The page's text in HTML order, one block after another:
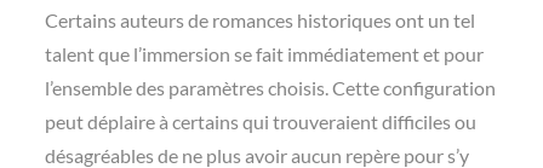
Certains auteurs de romances historiques ont un tel
talent que l’immersion se fait immédiatement et pour
l’ensemble des paramètres choisis. Cette configuration
peut déplaire à certains qui trouveraient difficiles ou
désagréables de ne plus avoir aucun repère pour s’y